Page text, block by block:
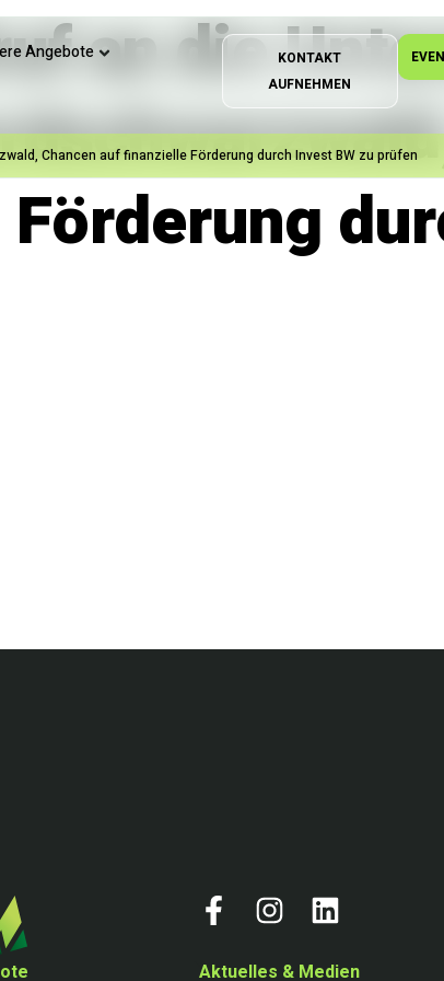
Angebote
KONTAKT
AUFNEHMEN
Chancen auf finanzielle Förderung durch Invest BW zu prüfen
an die
Aktuelles & Medien